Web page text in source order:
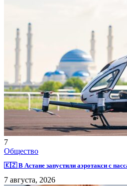
7
Общество
🇰🇿 В Астане запустили аэротакси с
7 августа, 2026